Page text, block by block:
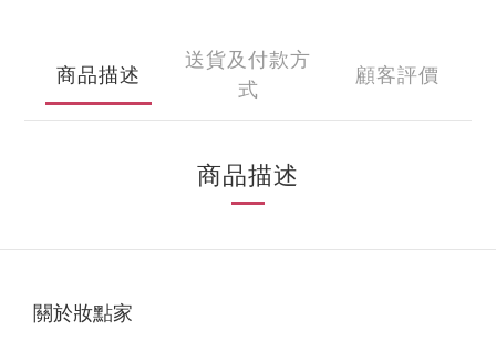
商品描述
送貨及付款方
式
顧客評價
商品描述
關於妝點家